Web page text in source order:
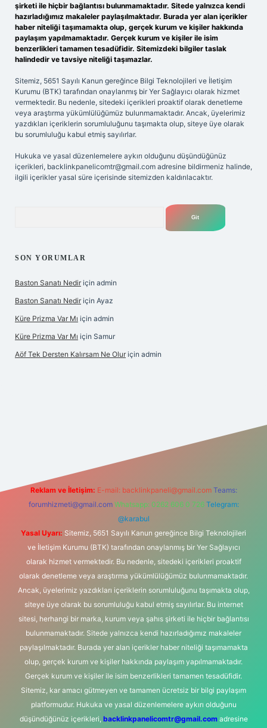
şirketi ile hiçbir bağlantısı bulunmamaktadır. Sitede yalnızca kendi
hazırladığımız makaleler paylaşılmaktadır. Burada yer alan içerikler
haber niteliği taşımamakta olup, gerçek kurum ve kişiler hakkında
paylaşım yapılmamaktadır. Gerçek kurum ve kişiler ile isim
benzerlikleri tamamen tesadüfidir. Sitemizdeki bilgiler taslak
halindedir ve tavsiye niteliği taşımazlar.
Sitemiz, 5651 Sayılı Kanun gereğince Bilgi Teknolojileri ve İletişim
Kurumu (BTK) tarafından onaylanmış bir Yer Sağlayıcı olarak hizmet
vermektedir. Bu nedenle, sitedeki içerikleri proaktif olarak denetleme
veya araştırma yükümlülüğümüz bulunmamaktadır. Ancak, üyelerimiz
yazdıkları içeriklerin sorumluluğunu taşımakta olup, siteye üye olarak
bu sorumluluğu kabul etmiş sayılırlar.
Hukuka ve yasal düzenlemelere aykırı olduğunu düşündüğünüz
içerikleri, backlinkpanelicomtr@gmail.com adresine bildirmeniz halinde,
ilgili içerikler yasal süre içerisinde sitemizden kaldırılacaktır.
SON YORUMLAR
Baston Sanatı Nedir için admin
Baston Sanatı Nedir için Ayaz
Küre Prizma Var Mı için admin
Küre Prizma Var Mı için Samur
Aöf Tek Dersten Kalırsam Ne Olur için admin
Reklam ve İletişim: E-mail: backlinkpaneli@gmail.com Teams:
forumhizmeti@gmail.com Whatsapp: 0262 606 0 726 Telegram:
@karabul
Yasal Uyarı: Sitemiz, 5651 Sayılı Kanun gereğince Bilgi Teknolojileri
ve İletişim Kurumu (BTK) tarafından onaylanmış bir Yer Sağlayıcı
olarak hizmet vermektedir. Bu nedenle, sitedeki içerikleri proaktif
olarak denetleme veya araştırma yükümlülüğümüz bulunmamaktadır.
Ancak, üyelerimiz yazdıkları içeriklerin sorumluluğunu taşımakta olup,
siteye üye olarak bu sorumluluğu kabul etmiş sayılırlar. Bu internet
sitesi, herhangi bir marka, kurum veya şahıs şirketi ile hiçbir bağlantısı
bulunmamaktadır. Sitede yalnızca kendi hazırladığımız makaleler
paylaşılmaktadır. Burada yer alan içerikler haber niteliği taşımamakta
olup, gerçek kurum ve kişiler hakkında paylaşım yapılmamaktadır.
Gerçek kurum ve kişiler ile isim benzerlikleri tamamen tesadüfidir.
Sitemiz, kar amacı gütmeyen ve tamamen ücretsiz bir bilgi paylaşım
platformudur. Hukuka ve yasal düzenlemelere aykırı olduğunu
düşündüğünüz içerikleri, backlinkpanelicomtr@gmail.comadresine